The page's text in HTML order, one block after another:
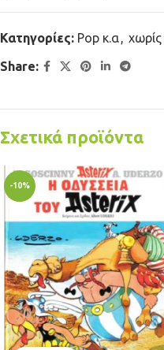
Κατηγορίες: Pop κ.α
Share:
Σχετικά προϊόντα
-10%